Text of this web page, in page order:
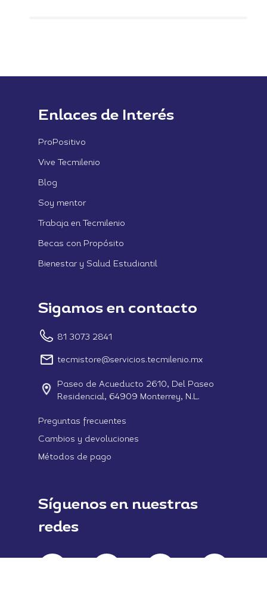
Enlaces de Interés
ProPositivo
Vive Tecmilenio
Blog
Soy mentor
Trabaja en Tecmilenio
Becas con Propósito
Bienestar y Salud Estudiantil
Sigamos en contacto
81 3073 2841
tecmistore@servicios.tecmilenio.mx
Paseo de Acueducto 2610, Del Paseo
Residencial, 64909 Monterrey, N.L.
Preguntas frecuentes
Cambios y devoluciones
Métodos de pago
Síguenos en nuestras
redes